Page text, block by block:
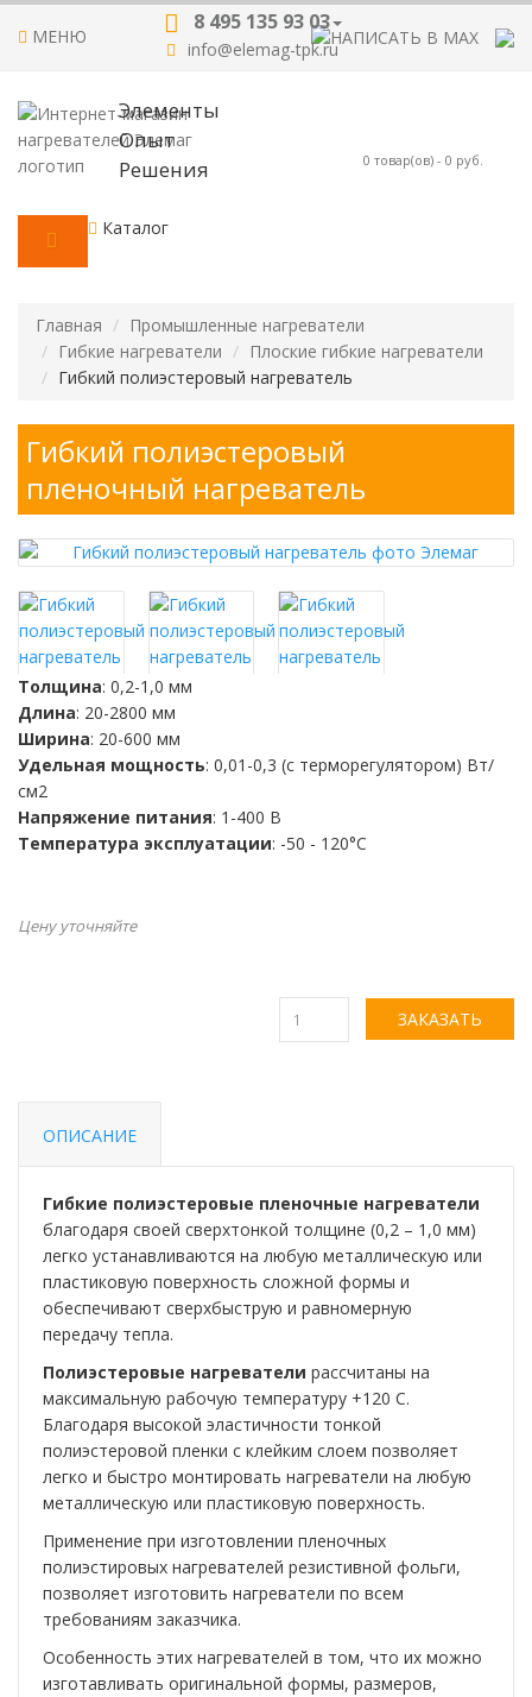
МЕНЮ
Элементы
Опыт
Решения
8 495 135 93 03
info@elemag-tpk.ru
0 товар(ов) - 0 руб.
Каталог
Главная
Промышленные нагреватели
Гибкие нагреватели
Плоские гибкие нагреватели
Гибкий полиэстеровый нагреватель
Гибкий полиэстеровый
пленочный нагреватель
Толщина: 0,2-1,0 мм
Длина: 20-2800 мм
Ширина: 20-600 мм
Удельная мощность: 0,01-0,3 (с терморегулятором) Вт/
см2
Напряжение питания: 1-400 В
Температура эксплуатации: -50 - 120°С
Цену уточняйте
ЗАКАЗАТЬ
ОПИСАНИЕ
Гибкие полиэстеровые пленочные нагреватели
благодаря своей сверхтонкой толщине (0,2 – 1,0 мм)
легко устанавливаются на любую металлическую или
пластиковую поверхность сложной формы и
обеспечивают сверхбыструю и равномерную
передачу тепла.
Полиэстеровые нагреватели рассчитаны на
максимальную рабочую температуру +120 С.
Благодаря высокой эластичности тонкой
полиэстеровой пленки с клейким слоем позволяет
легко и быстро монтировать нагреватели на любую
металлическую или пластиковую поверхность.
Применение при изготовлении пленочных
полиэстировых нагревателей резистивной фольги,
позволяет изготовить нагреватели по всем
требованиям заказчика.
Особенность этих нагревателей в том, что их можно
изготавливать оригинальной формы, размеров,